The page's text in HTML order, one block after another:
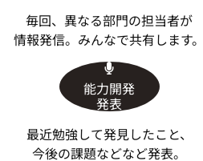
毎回、異なる部門の担当者が
情報発信。みんなで共有します。
能力開発
発表
最近勉強して発見したこと、
今後の課題などなど発表。